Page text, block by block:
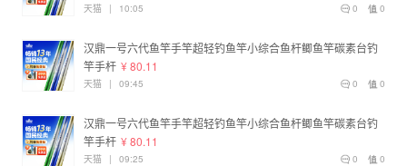
0
0
天猫 | 10:05
汉鼎一号六代鱼竿手竿超轻钓鱼竿小综合鱼杆鲫鱼竿碳素台钓
竿手杆 ¥ 80.11
0
0
天猫 | 09:45
汉鼎一号六代鱼竿手竿超轻钓鱼竿小综合鱼杆鲫鱼竿碳素台钓
竿手杆 ¥ 80.11
0
0
天猫 | 09:25